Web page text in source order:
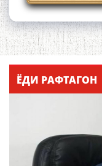
ЁДИ РАФТАГОН